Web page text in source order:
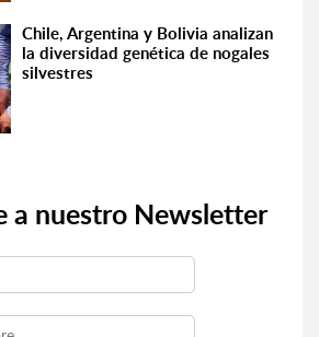
Chile, Argentina y Bolivia analizan
la diversidad genética de nogales
silvestres
a nuestro Newsletter